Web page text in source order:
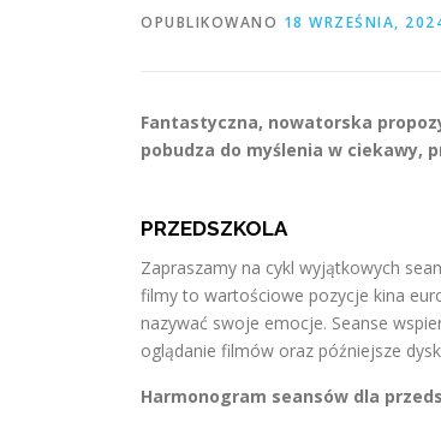
OPUBLIKOWANO 18 WRZEŚNIA,
Fantastyczna, nowatorska
pobudza do myślenia w ciekawy,
PRZEDSZKOLA
Zapraszamy na cykl wyjątkowych
filmy to wartościowe pozycje kina
nazywać swoje emocje. Seanse
oglądanie filmów oraz późniejsze
Harmonogram seansów dla